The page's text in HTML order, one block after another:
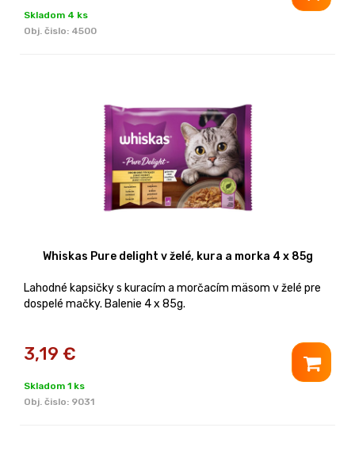
Skladom 4 ks
Obj. čislo: 4500
Whiskas Pure delight v želé, kura a morka 4 x 85g
Lahodné kapsičky s kuracím a morčacím mäsom v želé pre
dospelé mačky. Balenie 4 x 85g.
3,19 €
Skladom 1 ks
Obj. čislo: 9031